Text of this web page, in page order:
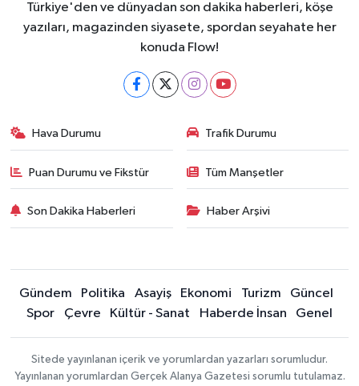
Türkiye'den ve dünyadan son dakika haberleri, köşe
yazıları, magazinden siyasete, spordan seyahate her
konuda Flow!
Hava Durumu Trafik Durumu
Puan Durumu ve Fikstür Tüm Manşetler
Son Dakika Haberleri Haber Arşivi
Gündem Politika Asayiş Ekonomi Turizm
Güncel
Spor
Çevre Kültür - Sanat Haberde İnsan Genel
Sitede yayınlanan içerik ve yorumlardan yazarları sorumludur.
Yayınlanan yorumlardan Gerçek Alanya Gazetesi sorumlu tutulamaz.